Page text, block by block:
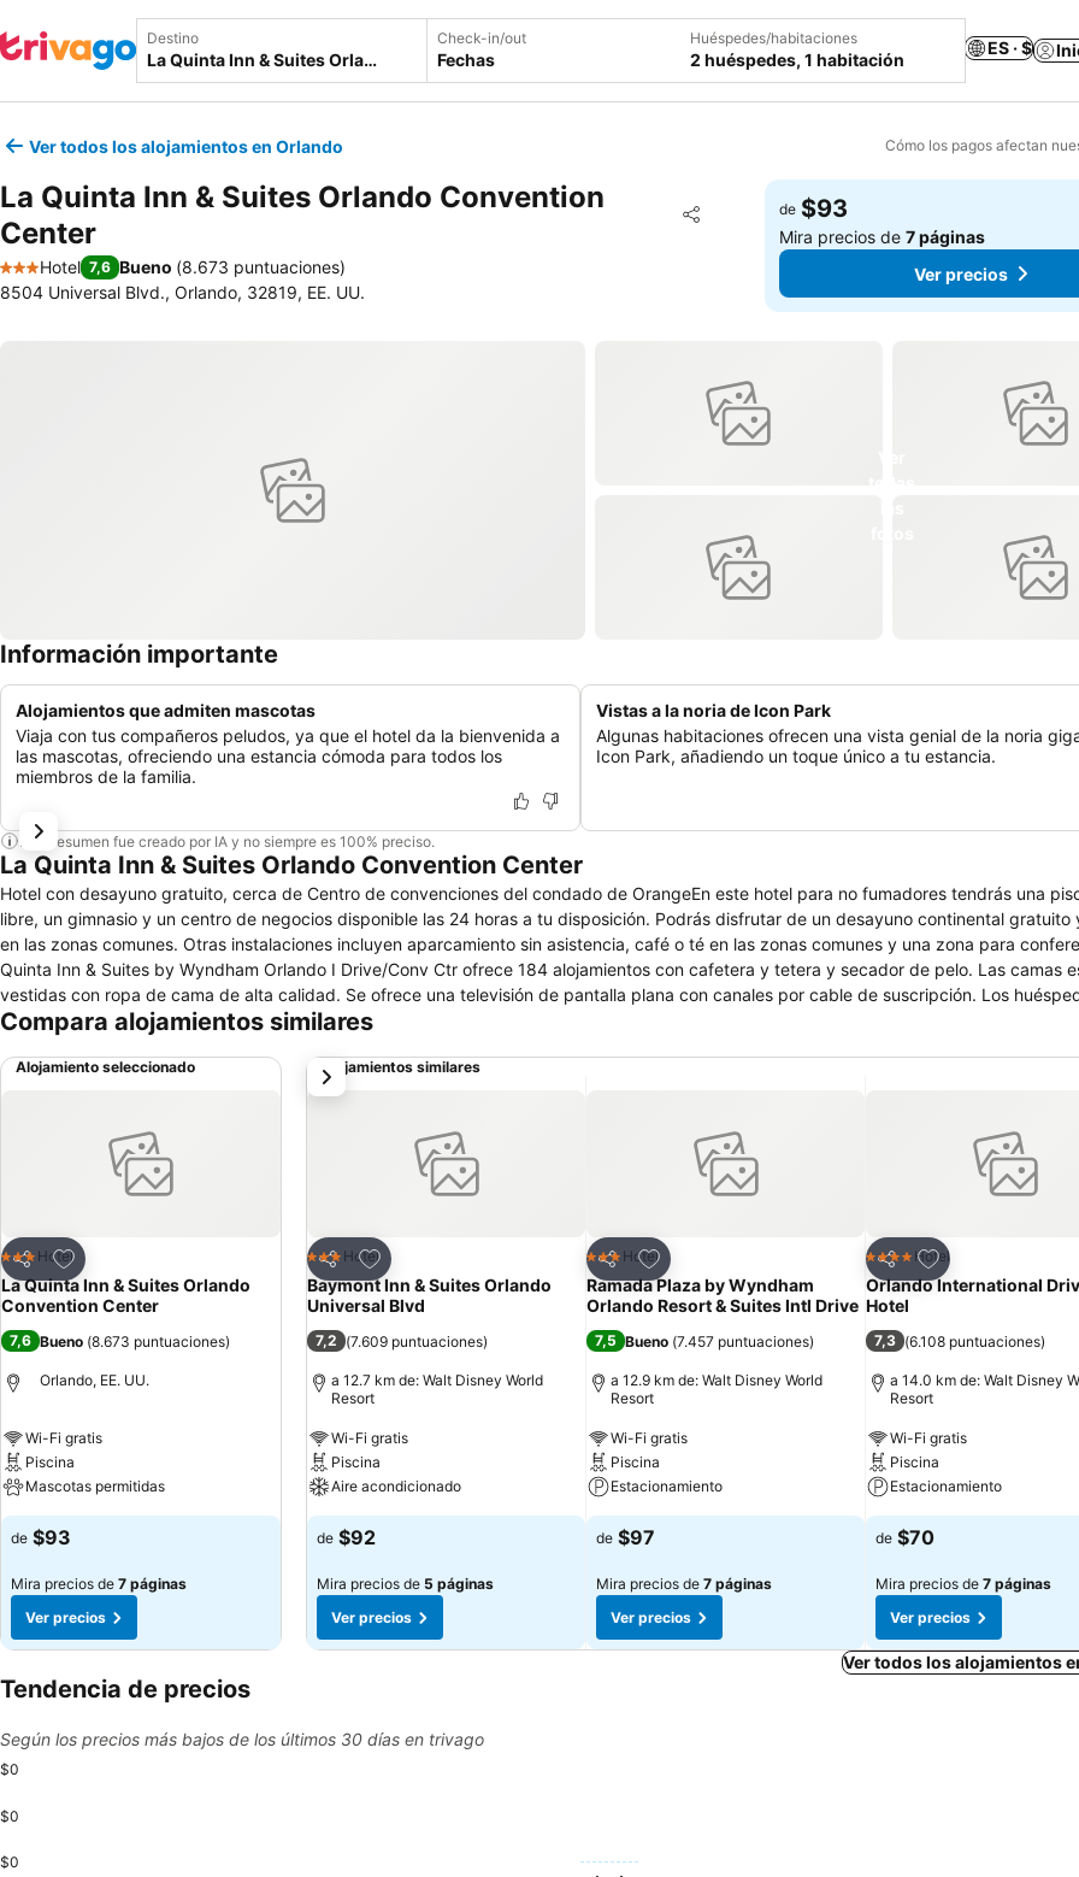
Destino Check-in/out
Fechas
Huéspedes/habitaciones
2 huéspedes, 1 habitación
ES · $
Ver todos los alojamientos en Orlando Cómo los pagos afectan
La Quinta Inn & Suites Orlando Convention
Center
Compartir
Agregar a favoritos
3 Estrellas
Hotel 7,6 Bueno (8.673 puntuaciones)
8504 Universal Blvd., Orlando, 32819, EE. UU.
de $93
Mira precios de7 páginas
Ver precios
Información importante
Alojamientos que admiten mascotas
Viaja con tus compañeros peludos, ya que el hotel da la bienvenida a
las mascotas, ofreciendo una estancia cómoda para todos los
miembros de la familia.
Vistas a la noria de Icon Park
Algunas habitaciones ofrecen una vista genial de la noria
Icon Park, añadiendo un toque único a tu estancia.
Este resumen fue creado por IA y no siempre es 100% preciso.
La Quinta Inn & Suites Orlando Convention Center
Hotel con desayuno gratuito, cerca de Centro de convenciones del condado de OrangeEn este hotel para no fumadores tendrás una
libre, un gimnasio y un centro de negocios disponible las 24 horas a tu disposición. Podrás disfrutar de un desayuno continental gratuito
en las zonas comunes. Otras instalaciones incluyen aparcamiento sin asistencia, café o té en las zonas comunes y una zona para
Quinta Inn & Suites by Wyndham Orlando I Drive/Conv Ctr ofrece 184 alojamientos con cafetera y tetera y secador de pelo. Las camas
vestidas con ropa de cama de alta calidad. Se ofrece una televisión de pantalla plana con canales por cable de suscripción. Los
navegar por la web gracias a nuestro acceso a Internet wifi gratis (velocidad: 25 Mbps o más). Los servicios para las personas de
de higiene personal gratuitos. Se ofrece servicio de limpieza todos los días. Los servicios de ocio y esparcimiento en este hotel incluyen
Compara alojamientos similares
Alojamiento seleccionado
Compartir
Agregar a favoritos
3 Estrellas
Hotel
La Quinta Inn & Suites Orlando
Convention Center
7,6 Bueno (8.673 puntuaciones)
Orlando, EE. UU.
Wi-Fi gratis
Piscina
Mascotas permitidas
de $93
Mira precios de 7 páginas
Ver precios
Alojamientos similares
Compartir
Agregar a favoritos
3 Estrellas
Hotel
Baymont Inn & Suites Orlando
Universal Blvd
7,2 (7.609 puntuaciones)
a 12.7 km de: Walt Disney World
Resort
Wi-Fi gratis
Piscina
Aire acondicionado
de $92
Mira precios de 5 páginas
Ver precios
Compartir
Agregar a favoritos
3 Estrellas
Hotel
Ramada Plaza by Wyndham
Orlando Resort & Suites Intl Drive
7,5 Bueno (7.457 puntuaciones)
a 12.9 km de: Walt Disney World
Resort
Wi-Fi gratis
Piscina
Estacionamiento
de $97
Mira precios de 7 páginas
Ver precios
Compartir
Agregar a
4 EstrellasHotel
Orlando International
Hotel
7,3 (6.108 puntuaciones)
a 14.0 km de: Walt Disney
Resort
Wi-Fi gratis
Piscina
Estacionamiento
de $70
Mira precios de 7 páginas
Ver precios
siguiente
Ver todos los alojamientos
Tendencia de precios
Según los precios más bajos de los últimos 30 días en trivago
$0
$0
$0